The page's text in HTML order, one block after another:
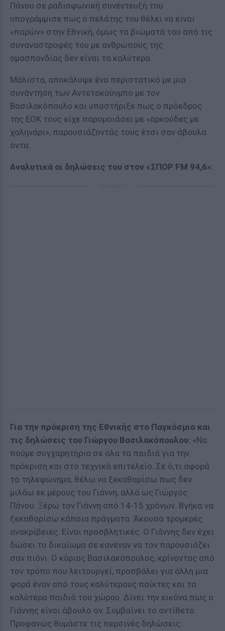
Πάνου σε ραδιοφωνική συνέντευξή του
υπογράμμισε πως ο πελάτης του θέλει να είναι
«παρών» στην Εθνική, όμως τα βιώματά του από τις
συναναστροφές του με ανθρώπους της
ομοσπονδίας δεν είναι τα καλύτερα.
Μάλιστα, αποκάλυψε ένα περιστατικό με μια
συνάντηση των Αντετοκούνμπο με τον
Βασιλακόπουλο και υποστήριξε πως ο πρόεδρος
της ΕΟΚ τους είχε παρομοιάσει με «αρκούδες με
χαληνάρι», παρουσιάζοντάς τους έτσι σαν άβουλα
όντα.
Αναλυτικά οι δηλώσεις του στον «ΣΠΟΡ FM 94,6»:
Για την πρόκριση της Εθνικής στο Παγκόσμιο και
τις δηλώσεις του Γιώργου Βασιλακόπουλου: «Να
πούμε συγχαρητήρια σε όλα τα παιδιά για την
πρόκριση και στο τεχνικό επιτελείο. Σε ό,τι αφορά
το τηλεφώνημα, θέλω να ξεκαθαρίσω πως δεν
μιλάω εκ μέρους του Γιάννη, αλλά ως Γιώργος
Πάνου. Ξέρω τον Γιάννη από 14-15 χρόνων. Βγήκα να
ξεκαθαρίσω κάποια πράγματα. Άκουσα τρομερές
ανακρίβειες. Είναι προσβλητικές. Ο Γιάννης δεν έχει
δώσει το δικαίωμα σε κανέναν να τον παρουσιάζει
σαν πιόνι. Ο κύριος Βασιλακόπουλος, κρίνοντας από
τον τρόπο που λειτουργεί, προσβάλει για άλλη μια
φορά έναν από τους καλύτερους παίκτες και τα
καλύτερα παιδιά του χώρου. Δίνει την εικόνα πως ο
Γιάννης είναι άβουλο ον. Συμβαίνει το αντίθετο.
Προφανώς θυμάστε τις περσινές δηλώσεις.